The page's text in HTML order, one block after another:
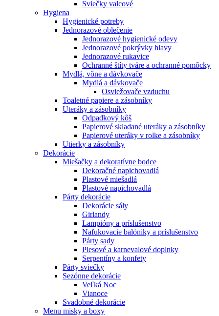
Sviečky valcové
Hygiena
Hygienické potreby
Jednorazové oblečenie
Jednorazové hygienické odevy
Jednorazové pokrývky hlavy
Jednorazové rukavice
Ochranné štíty tváre a ochranné pomôcky
Mydlá, vône a dávkovače
Mydlá a dávkovače
Osviežovače vzduchu
Toaletné papiere a zásobníky
Uteráky a zásobníky
Odpadkový kôš
Papierové skladané uteráky a zásobníky
Papierové uteráky v rolke a zásobníky
Utierky a zásobníky
Dekorácie
Miešačky a dekoratívne bodce
Dekoračné napichovadlá
Plastové miešadlá
Plastové napichovadlá
Párty dekorácie
Dekorácie sály
Girlandy
Lampióny a príslušenstvo
Nafukovacie balóniky a príslušenstvo
Párty sady
Plesové a karnevalové doplnky
Serpentíny a konfety
Párty sviečky
Sezónne dekorácie
Veľká Noc
Vianoce
Svadobné dekorácie
Menu misky a boxy